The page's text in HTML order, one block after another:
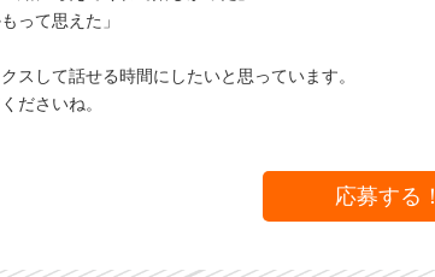
って思えた」
スして話せる時間にしたいと思っています。
ださいね。
応募する！